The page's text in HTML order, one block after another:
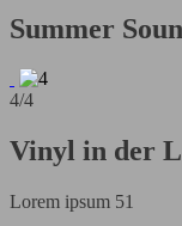
Summer
4/4
Vinyl in der
Lorem ipsum 51